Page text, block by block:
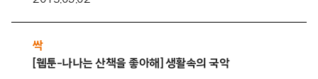
싹
[웹툰-나나는 산책을 좋아해] 생활속의 국악